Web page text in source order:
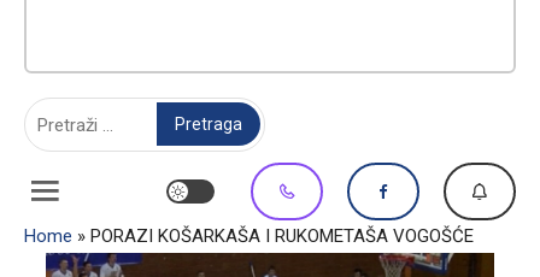
Home » PORAZI KOŠARKAŠA I RUKOMETAŠA VOGOŠĆE